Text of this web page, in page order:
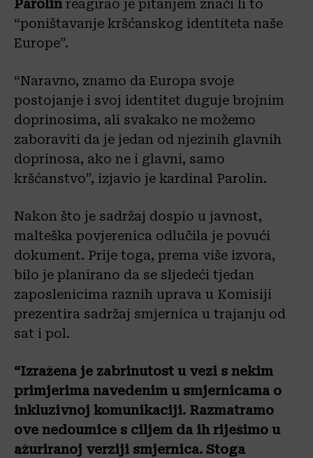
Parolinreagirao je pitanjem znači li to
“poništavanje kršćanskog identiteta naše
Europe”.
“Naravno, znamo da Europa svoje
postojanje i svoj identitet duguje brojnim
doprinosima, ali svakako ne možemo
zaboraviti da je jedan od njezinih glavnih
doprinosa, ako ne i glavni, samo
kršćanstvo”, izjavio je kardinal Parolin.
Nakon što je sadržaj dospio u javnost,
malteška povjerenica odlučila je povući
dokument. Prije toga, prema više izvora,
bilo je planirano da se sljedeći tjedan
zaposlenicima raznih uprava u Komisiji
prezentira sadržaj smjernica u trajanju od
sat i pol.
“Izražena je zabrinutost u vezi s nekim
primjerima navedenim u smjernicama o
inkluzivnoj komunikaciji. Razmatramo
ove nedoumice s ciljem da ih riješimo u
ažuriranoj verziji smjernica. Stoga